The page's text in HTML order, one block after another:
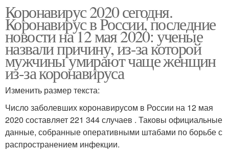
Коронавирус 2020 сегодня.
Коронавирус в России, последние
новости на 12 мая 2020: ученые
назвали причину, из-за которой
мужчины умирают чаще женщин
из-за коронавируса
Изменить размер текста:
Число заболевших коронавирусом в России на 12 мая
2020 составляет 221 344 случаев . Таковы официальные
данные, собранные оперативными штабами по борьбе с
распространением инфекции.